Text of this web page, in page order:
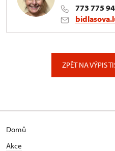
773 775
ZPĚT NA VÝPIS
Domů
Akce